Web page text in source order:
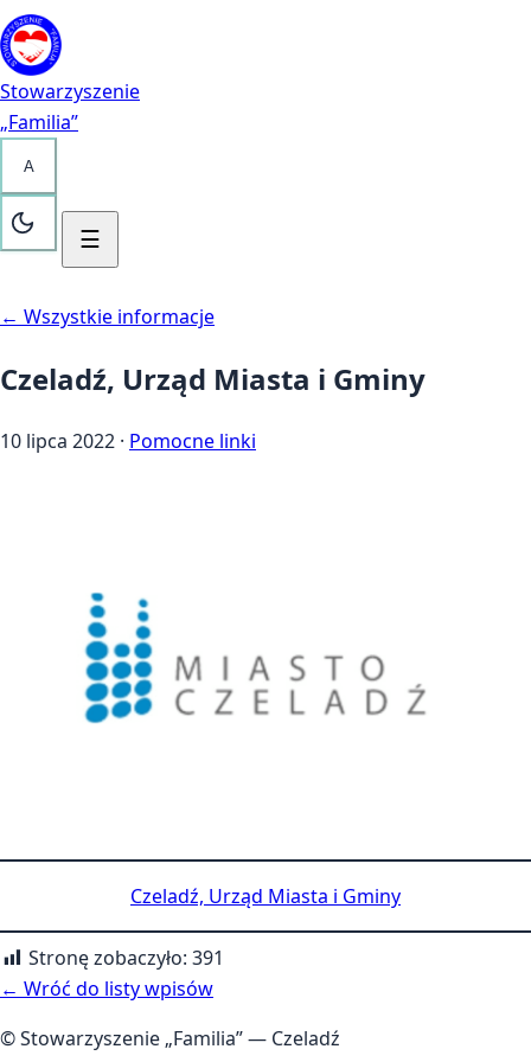
Przejdź do treści
Kontakt
Stowarzyszenie
„Familia”
A
☰
← Wszystkie informacje
Czeladź, Urząd Miasta i Gminy
10 lipca 2022 · Pomocne linki
Czeladź, Urząd Miasta i Gminy
Stronę zobaczyło: 391
← Wróć do listy wpisów
© Stowarzyszenie „Familia” — Czeladź